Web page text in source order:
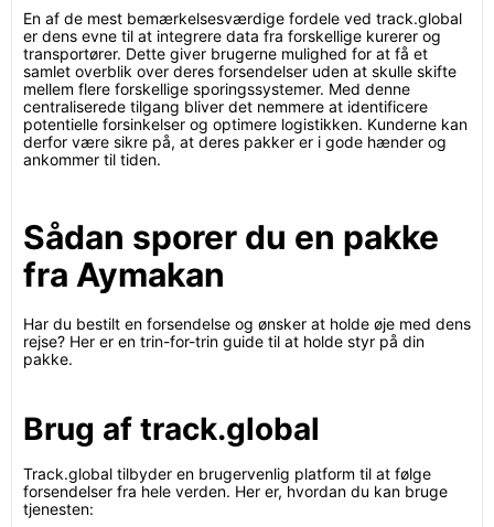
En af de mest bemærkelsesværdige fordele ved track.global
er dens evne til at integrere data fra forskellige kurerer og
transportører. Dette giver brugerne mulighed for at få et
samlet overblik over deres forsendelser uden at skulle skifte
mellem flere forskellige sporingssystemer. Med denne
centraliserede tilgang bliver det nemmere at identificere
potentielle forsinkelser og optimere logistikken. Kunderne kan
derfor være sikre på, at deres pakker er i gode hænder og
ankommer til tiden.
Sådan sporer du en pakke
fra Aymakan
Har du bestilt en forsendelse og ønsker at holde øje med dens
rejse? Her er en trin-for-trin guide til at holde styr på din
pakke.
Brug af track.global
Track.global tilbyder en brugervenlig platform til at følge
forsendelser fra hele verden. Her er, hvordan du kan bruge
tjenesten: